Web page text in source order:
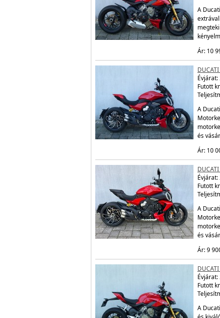
A
Ár: 10
Évjárat:
Futott
A
és
Ár: 10
Évjárat:
Futott
A
és
Ár: 9
DUCATI
Évjárat:
Futott
A